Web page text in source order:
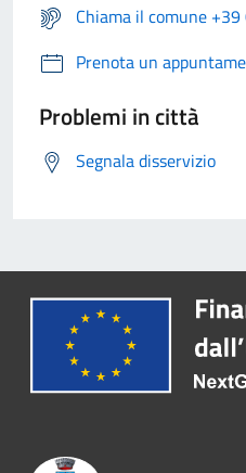
Chiama il comune
Prenota un
Problemi in città
Segnala disservizio